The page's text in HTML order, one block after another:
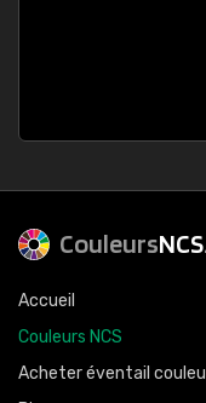
CouleursNCS
Accueil
Couleurs NCS
Acheter éventail